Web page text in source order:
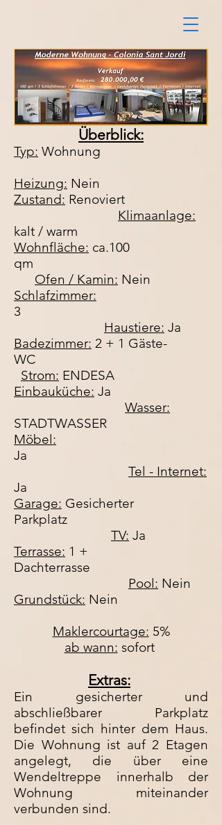
Überblick:
Typ: Wohnung
Heizung: Nein
Zustand: Renoviert
Klimaanlage:
kalt / warm
Wohnfläche: ca.100
qm
Ofen / Kamin: Nein
Schlafzimmer:
3
Haustiere: Ja
Badezimmer: 2 + 1 Gäste-
WC
Strom: ENDESA
Einbauküche: Ja
Wasser:
STADTWASSER
Möbel:
Ja
Tel - Internet:
Ja
Garage: Gesicherter
Parkplatz
TV: Ja
Terrasse: 1 +
Dachterrasse
Pool: Nein
Grundstück: Nein
Maklercourtage: 5%
ab wann: sofort
Extras:
Ein gesicherter und
abschließbarer Parkplatz
befindet sich hinter dem Haus.
Die Wohnung ist auf 2 Etagen
angelegt, die über eine
Wendeltreppe innerhalb der
Wohnung miteinander
verbunden sind.